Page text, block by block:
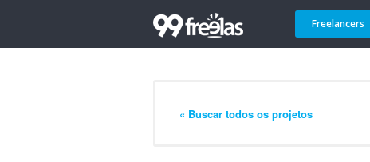
Freelancers
« Buscar todos os projetos